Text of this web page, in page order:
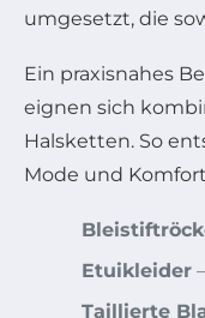
umgesetzt, die
Ein praxisnahes
eignen sich
Halsketten. So
Mode und
Etuikleider
Taillierte